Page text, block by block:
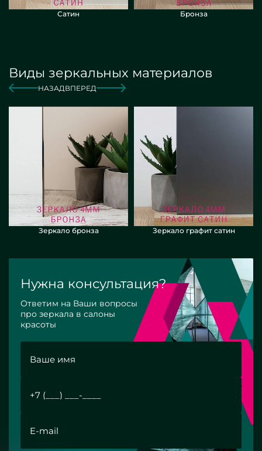
Сатин Бронза
Виды зеркальных материалов
НАЗАД ВПЕРЕД
Зеркало бронза Зеркало графит сатин
Нужна консультация?
Ответим на Ваши вопросы
про зеркала в салоны
красоты